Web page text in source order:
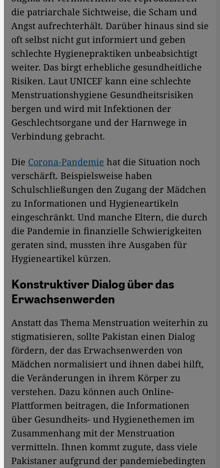
die patriarchale Sichtweise, die Scham und
Angst aufrechterhält. Darüber hinaus sind sie
oft selbst nicht gut informiert und geben
schlechte Hygienepraktiken unbeabsichtigt
weiter. Das birgt erhebliche gesundheitliche
Risiken. Laut UNICEF kann eine schlechte
Menstruationshygiene Gesundheitsrisiken
bergen und wird mit Infektionen der
Geschlechtsorgane und der Harnwege in
Verbindung gebracht.
Die Corona-Pandemie hat die Situation noch
verschärft. Beispielsweise haben
Schulschließungen den Zugang der Mädchen
zu Informationen und Hygieneartikeln
eingeschränkt. Und manche Eltern, die durch
die Pandemie in finanzielle Schwierigkeiten
geraten sind, mussten ihre Ausgaben für
Hygieneartikel kürzen.
Konstruktiver Dialog über das
Erwachsenwerden
Anstatt das Thema Menstruation weiterhin zu
stigmatisieren, sollte Pakistan einen Dialog
fördern, der das Erwachsenwerden von
Mädchen normalisiert und ihnen dabei hilft,
die Veränderungen in ihrem Körper zu
verstehen. Dazu können auch Online-
Plattformen beitragen, die Informationen
über Gesundheits- und Hygienethemen im
Zusammenhang mit der Menstruation
vermitteln. Ihnen kommt zugute, dass viele
Pakistaner aufgrund der pandemiebedingten